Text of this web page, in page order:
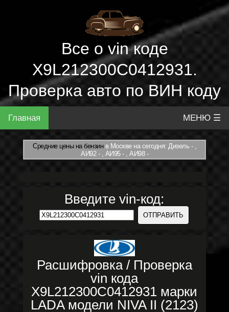
Все о vin коде
X9L212300C0412931.
Проверка авто по ВИН коду
Главная МЕНЮ ☰
Средние цены на бензинв Москве на сегодня: Дизель - ,
АИ92 - , АИ95 - , АИ98 -
Введите vin-код:
Расшифровка / Проверка
vin кода
X9L212300C0412931 марки
LADA модели NIVA II (2123)